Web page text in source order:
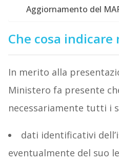
Aggiornamento del
Che cosa
In merito alla
Ministero fa presente
necessariamente tutti i
dati identificativi
eventualmente del suo